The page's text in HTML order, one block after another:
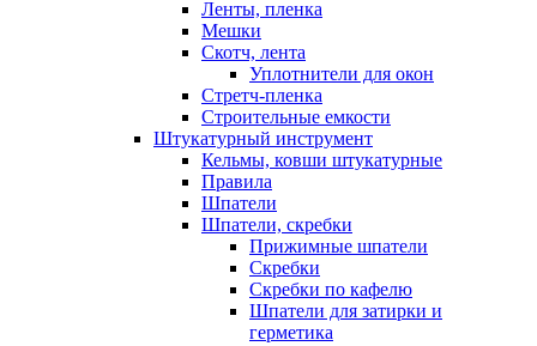
Ленты, пленка
Мешки
Скотч, лента
Уплотнители для окон
Стретч-пленка
Строительные емкости
Штукатурный инструмент
Кельмы, ковши штукатурные
Правила
Шпатели
Шпатели, скребки
Прижимные шпатели
Скребки
Скребки по кафелю
Шпатели для затирки и
герметика